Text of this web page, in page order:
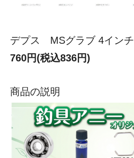
デプス MSグラブ 4インチ
760円(税込836円)
商品の説明